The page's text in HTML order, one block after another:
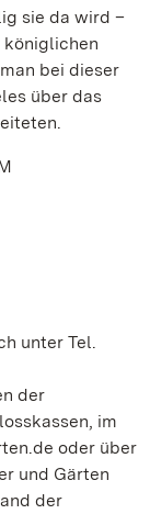
sie da wird –
königlichen
bei dieser
über das
unter Tel.
der
im
oder über
und Gärten
der